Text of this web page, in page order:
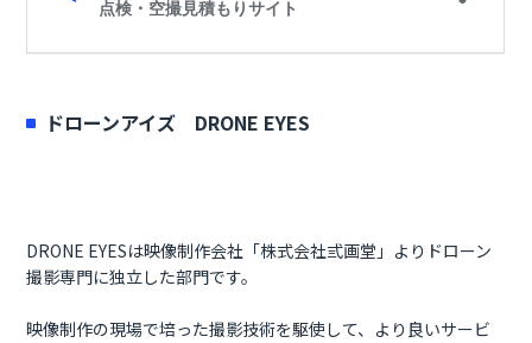
ドローンアイズ DRONE EYES
DRONE EYESは映像制作会社「株式会社弎画堂」よりドローン
撮影専門に独立した部門です。
映像制作の現場で培った撮影技術を駆使して、より良いサービ